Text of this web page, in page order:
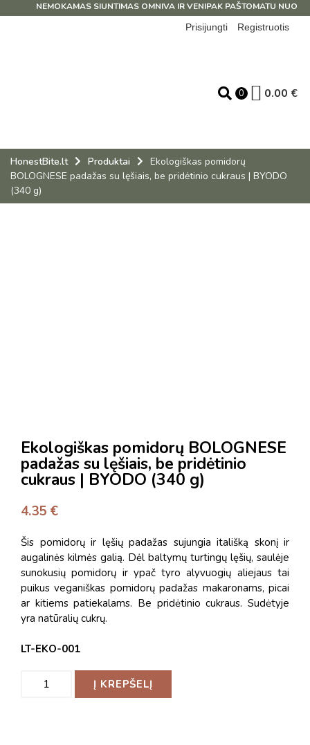
NEMOKAMAS SIUNTIMAS OMNIVA IR VENIPAK PAŠTOMATU NUO 39
Prisijungti
Registruotis
0 0.00 €
HonestBite.lt Produktai
Ekologiškas pomidorų
BOLOGNESE padažas su lęšiais, be pridėtinio cukraus | BYODO
(340 g)
Ekologiškas pomidorų BOLOGNESE
padažas su lęšiais, be pridėtinio
cukraus | BYODO (340 g)
4.35 €
Šis pomidorų ir lęšių padažas sujungia itališką skonį ir
augalinės kilmės galią. Dėl baltymų turtingų lęšių, saulėje
sunokusių pomidorų ir ypač tyro alyvuogių aliejaus tai
puikus veganiškas pomidorų padažas makaronams, picai
ar kitiems patiekalams. Be pridėtinio cukraus. Sudėtyje
yra natūralių cukrų.
LT-EKO-001
Į KREPŠELĮ